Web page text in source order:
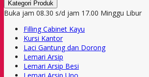
Kategori Produk
Buka jam 08.30 s/d jam 17.00 Minggu Libur
Filling Cabinet Kayu
Kursi Kantor
Laci Gantung dan Dorong
Lemari Arsip
Lemari Arsip Besi